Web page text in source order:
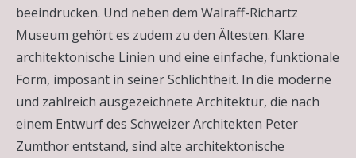
beeindrucken. Und neben dem Walraff-Richartz
Museum gehört es zudem zu den Ältesten. Klare
architektonische Linien und eine einfache, funktionale
Form, imposant in seiner Schlichtheit. In die moderne
und zahlreich ausgezeichnete Architektur, die nach
einem Entwurf des Schweizer Architekten Peter
Zumthor entstand, sind alte architektonische